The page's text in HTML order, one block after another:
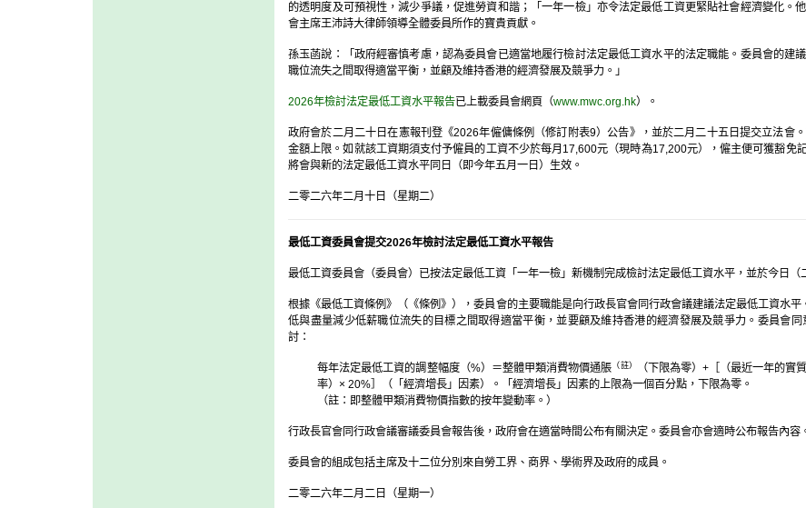
的透明度及可預視性，減少爭議，促進勞資和諧；「一年一檢」亦令法定最低工資更緊貼社會經濟變化。
會主席王沛詩大律師領導全體委員所作的寶貴貢獻。
孫玉菡說：「政府經審慎考慮，認為委員會已適當地履行檢討法定最低工資水平的法定職能。委員會的建
職位流失之間取得適當平衡，並顧及維持香港的經濟發展及競爭力。」
2026年檢討法定最低工資水平報告已上載委員會網頁（www.mwc.org.hk）。
政府會於二月二十日在憲報刊登《2026年僱傭條例（修訂附表9）公告》，並於二月二十五日提交立法會
金額上限。如就該工資期須支付予僱員的工資不少於每月17,600元（現時為17,200元），僱主便可獲豁免
將會與新的法定最低工資水平同日（即今年五月一日）生效。
二零二六年二月十日（星期二）
最低工資委員會提交2026年檢討法定最低工資水平報告
最低工資委員會（委員會）已按法定最低工資「一年一檢」新機制完成檢討法定最低工資水平，並於今日（
根據《最低工資條例》（《條例》），委員會的主要職能是向行政長官會同行政會議建議法定最低工資水
低與盡量減少低薪職位流失的目標之間取得適當平衡，並要顧及維持香港的經濟發展及競爭力。委員會
討：
每年法定最低工資的調整幅度（%）＝整體甲類消費物價通脹 （註） （下限為零）+［（最近一年的實
率）× 20%］
（「經濟增長」因素）。「經濟增長」因素的上限為一個百分點，下限為零。
（註：即整體甲類消費物價指數的按年變動率。）
行政長官會同行政會議審議委員會報告後，政府會在適當時間公布有關決定。委員會亦會適時公布報告內容
委員會的組成包括主席及十二位分別來自勞工界、商界、學術界及政府的成員。
二零二六年二月二日（星期一）